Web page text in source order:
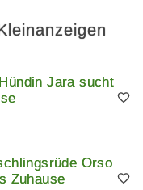
Jara sucht
Orso
Zuhause